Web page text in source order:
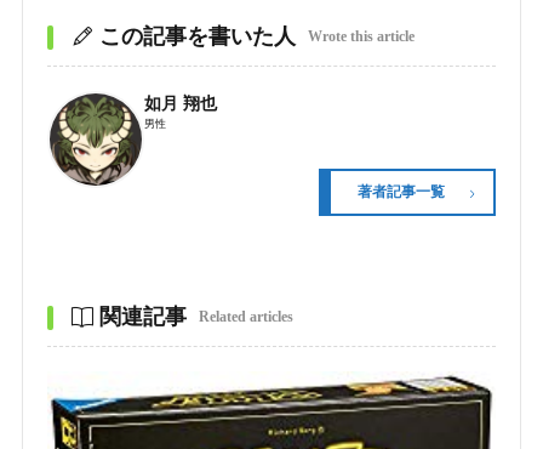
この記事を書いた人 Wrote this article
如月 翔也
男性
著者記事一覧
関連記事 Related articles